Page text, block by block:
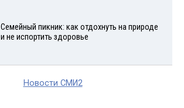
Семейный пикник: как отдохнуть на природе
и не испортить здоровье
Новости СМИ2